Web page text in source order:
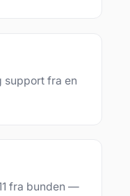
fra en
fra bunden —